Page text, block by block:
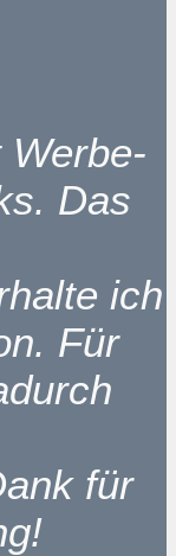
Werbe-
Das
ich
Für
für